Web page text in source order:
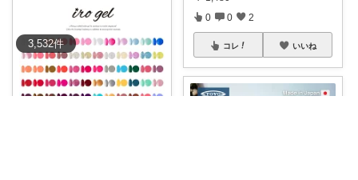
3,532件
0 0 2
コレ いいね